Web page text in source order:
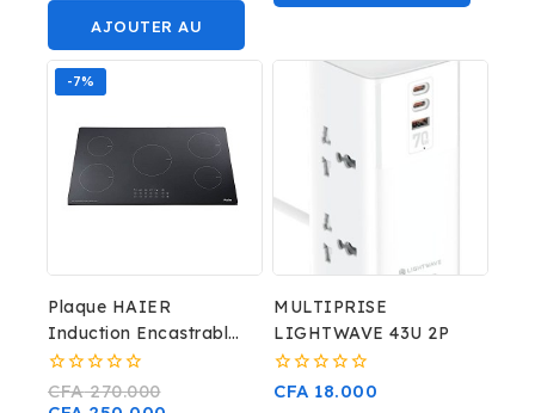
AJOUTER AU
PANIER
-7%
Plaque HAIER
Induction Encastrable
90X60 HOD-9900
0
sur
CFA270.000
MULTIPRISE
LIGHTWAVE 43U 2P
0
CFA 18.000